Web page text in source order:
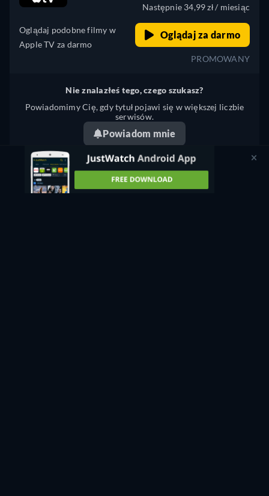
Oglądaj podobne filmy w
Apple TV za darmo
Następnie 34,99 zł / miesiąc
Oglądaj za darmo
PROMOWANY
Nie znalazłeś tego, czego szukasz?
Powiadomimy Cię, gdy tytuł pojawi się w większej liczbie
serwisów.
Powiadom mnie
Coś nie tak? Powiadom nas.